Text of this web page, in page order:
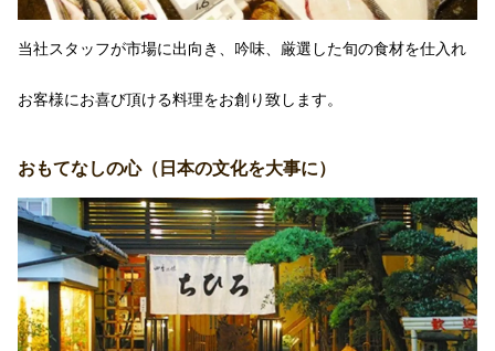
当社スタッフが市場に出向き、吟味、厳選した旬の食材を仕入れ
お客様にお喜び頂ける料理をお創り致します。
おもてなしの心（日本の文化を大事に）